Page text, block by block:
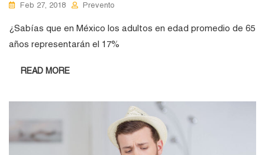
Feb 27, 2018 Prevento
¿Sabías que en México los adultos en edad promedio de 65
años representarán el 17%
READ MORE